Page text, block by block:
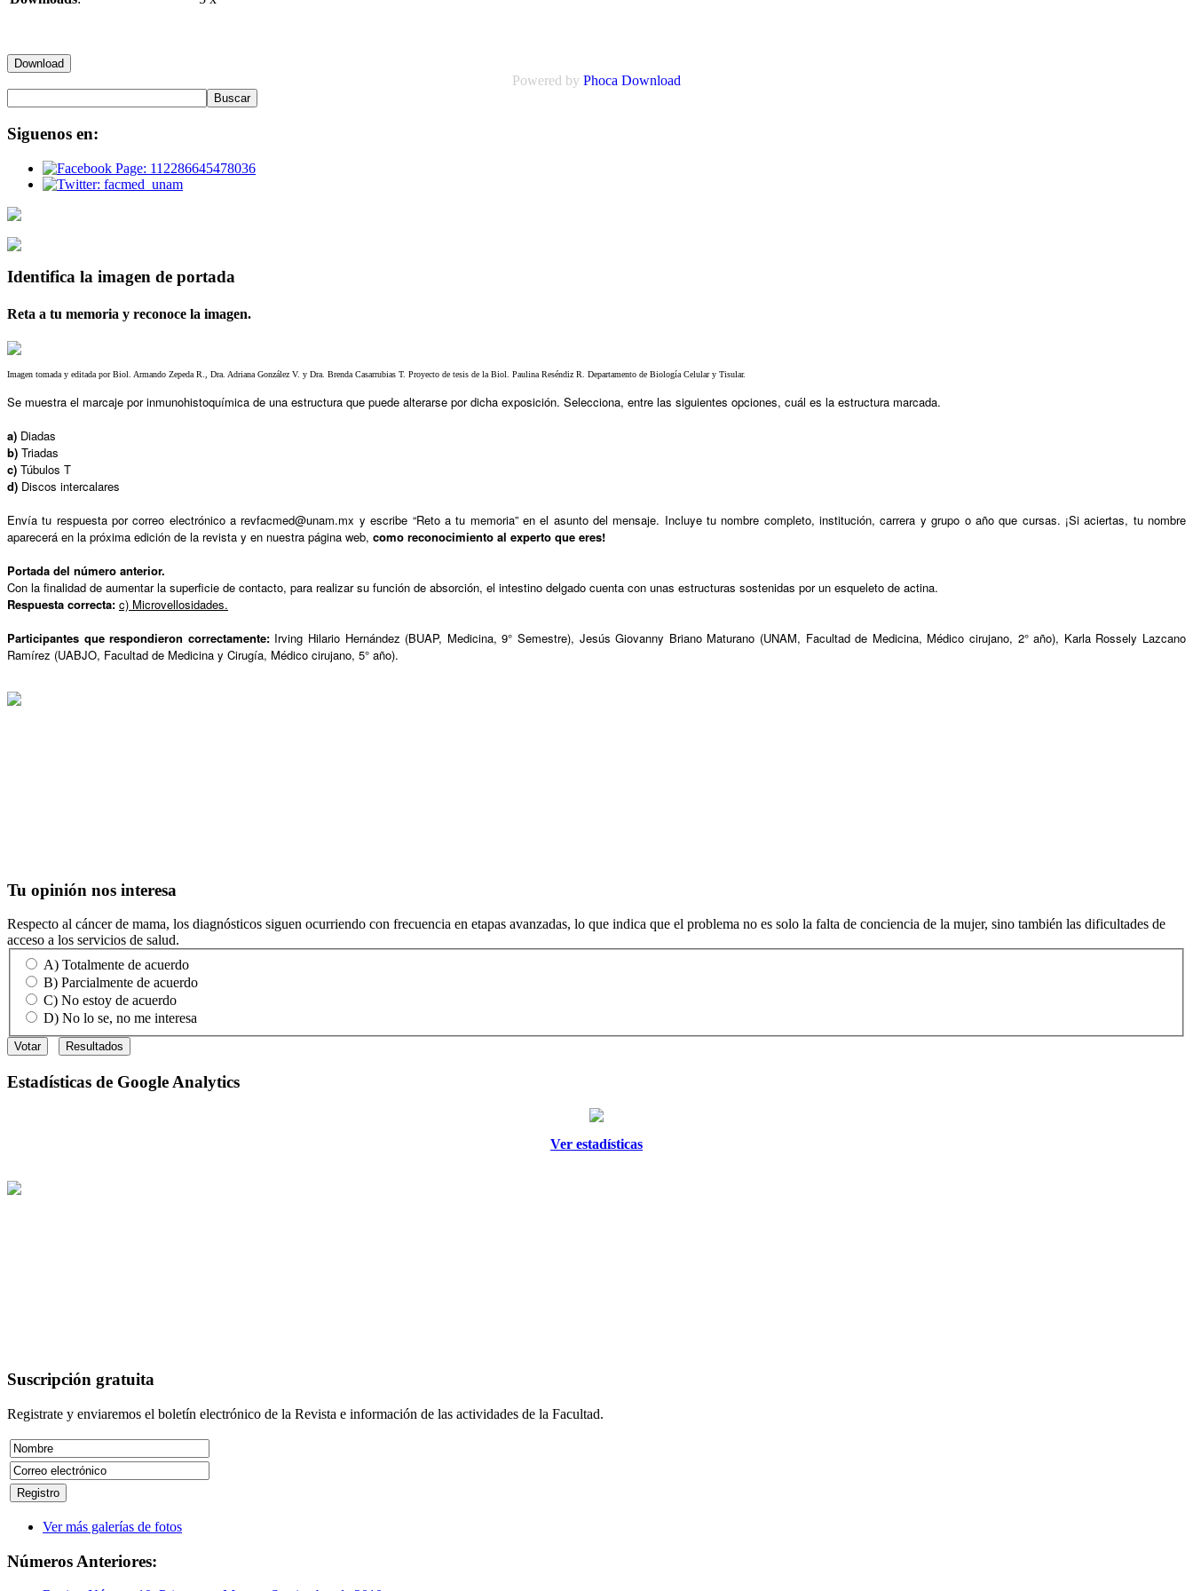
Powered by Phoca Download
Siguenos en:
Identifica la imagen de portada
Reta a tu memoria y reconoce la imagen.
Imagen tomada y editada por Biol. Armando Zepeda R., Dra. Adriana González V. y Dra. Brenda Casarrubias T. Proyecto de tesis de la Biol. Paulina Reséndiz R. Departamento de Biología Celular y Tisular.
Se muestra el marcaje por inmunohistoquímica de una estructura que puede alterarse por dicha exposición. Selecciona, entre las siguientes opciones, cuál es la estructura marcada.
a) Diadas
b) Triadas
c) Túbulos T
d) Discos intercalares
Envía tu respuesta por correo electrónico a revfacmed@unam.mx y escribe “Reto a tu memoria” en el asunto del mensaje. Incluye tu nombre completo, institución, carrera y grupo o año que cursas. ¡Si aciertas, tu nombre
aparecerá en la próxima edición de la revista y en nuestra página web, como reconocimiento al experto que eres!
Portada del número anterior.
Con la finalidad de aumentar la superficie de contacto, para realizar su función de absorción, el intestino delgado cuenta con unas estructuras sostenidas por un esqueleto de actina.
Respuesta correcta: c) Microvellosidades.
Participantes que respondieron correctamente: Irving Hilario Hernández (BUAP, Medicina, 9° Semestre), Jesús Giovanny Briano Maturano (UNAM, Facultad de Medicina, Médico cirujano, 2° año), Karla Rossely Lazcano
Ramírez (UABJO, Facultad de Medicina y Cirugía, Médico cirujano, 5° año).
Tu opinión nos interesa
Respecto al cáncer de mama, los diagnósticos siguen ocurriendo con frecuencia en etapas avanzadas, lo que indica que el problema no es solo la falta de conciencia de la mujer, sino también las dificultades de
acceso a los servicios de salud.
A) Totalmente de acuerdo
B) Parcialmente de acuerdo
C) No estoy de acuerdo
D) No lo se, no me interesa
Estadísticas de Google Analytics
Ver estadísticas
Suscripción gratuita
Registrate y enviaremos el boletín electrónico de la Revista e información de las actividades de la Facultad.
Ver más galerías de fotos
Números Anteriores: